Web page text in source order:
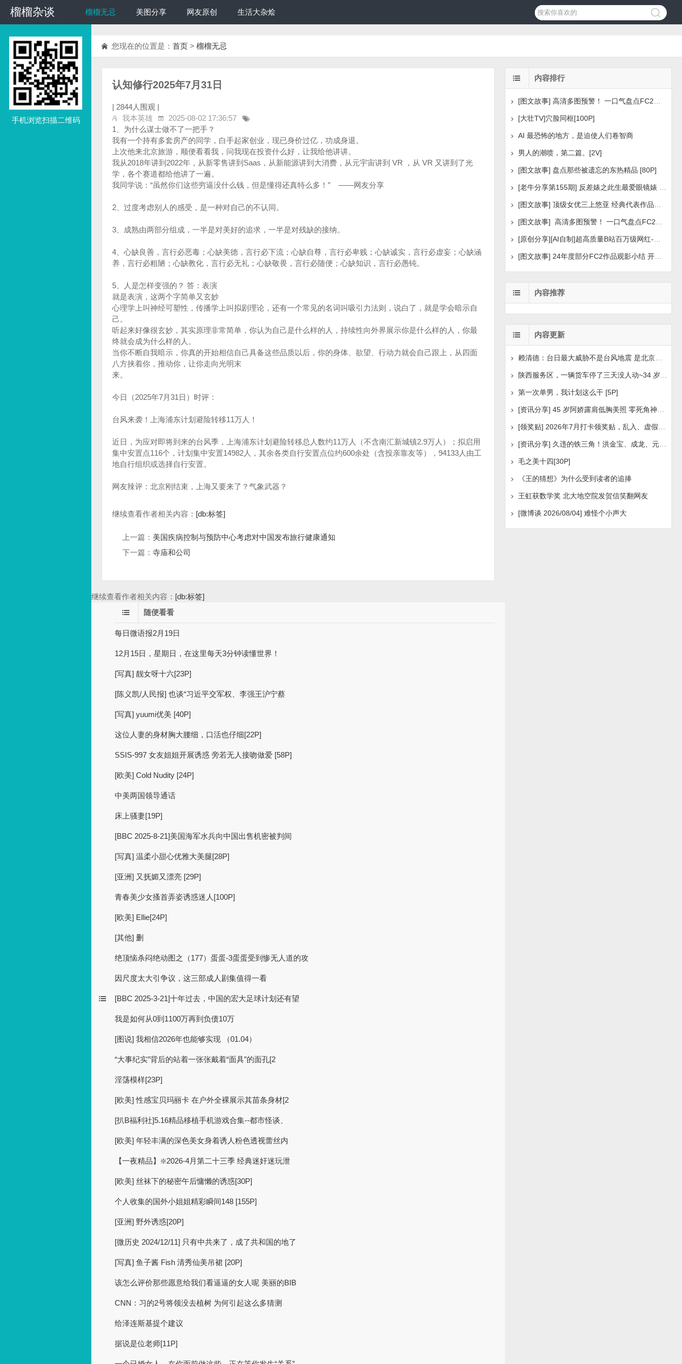
榴榴杂谈
榴榴杂谈 榴榴无忌 美图分享 网友原创 生活大杂烩
手机浏览扫描二维码
您现在的位置是： 首页 > 榴榴无忌
认知修行2025年7月31日
| 2844人围观 |
我本英雄
2025-08-02 17:36:57
1、为什么谋士做不了一把手？
我有一个持有多套房产的同学，白手起家创业，现已身价过亿，功成身退。
上次他来北京旅游，顺便看看我，问我现在投资什么好，让我给他讲讲。
我从2018年讲到2022年，从新零售讲到Saas，从新能源讲到大消费，从元宇宙讲到 VR ，从 VR 又讲到了光
学，各个赛道都给他讲了一遍。
我同学说：“虽然你们这些穷逼没什么钱，但是懂得还真特么多！” ——网友分享
2、过度考虑别人的感受，是一种对自己的不认同。
3、成熟由两部分组成，一半是对美好的追求，一半是对残缺的接纳。
4、心缺良善，言行必恶毒；心缺美德，言行必下流；心缺自尊，言行必卑贱；心缺诚实，言行必虚妄；心缺涵
养，言行必粗陋；心缺教化，言行必无礼；心缺敬畏，言行必随便；心缺知识，言行必愚钝。
5、人是怎样变强的？ 答：表演
就是表演，这两个字简单又玄妙
心理学上叫神经可塑性，传播学上叫拟剧理论，还有一个常见的名词叫吸引力法则，说白了，就是学会暗示自
己。
听起来好像很玄妙，其实原理非常简单，你认为自己是什么样的人，持续性向外界展示你是什么样的人，你最
终就会成为什么样的人。
当你不断自我暗示，你真的开始相信自己具备这些品质以后，你的身体、欲望、行动力就会自己跟上，从四面
八方挟着你，推动你，让你走向光明末
来。
今日（2025年7月31日）时评：
台风来袭！上海浦东计划避险转移11万人！
近日，为应对即将到来的台风季，上海浦东计划避险转移总人数约11万人（不含南汇新城镇2.9万人）；拟启用
集中安置点116个，计划集中安置14982人，其余各类自行安置点位约600余处（含投亲靠友等），94133人由工
地自行组织或选择自行安置。
网友辣评：北京刚结束，上海又要来了？气象武器？
继续查看作者相关内容： [db:标签]
上一篇： 美国疾病控制与预防中心考虑对中国发布旅行健康通知
下一篇： 寺庙和公司
继续查看作者相关内容： [db:标签]
随便看看
每日微语报2月19日
12月15日，星期日，在这里每天3分钟读懂世界！
[写真] 靓女呀十六[23P]
[陈义凯/人民报] 也谈“习近平交军权、李强王沪宁蔡
[写真] yuumi优美 [40P]
这位人妻的身材胸大腰细，口活也仔细[22P]
SSIS-997 女友姐姐开展诱惑 旁若无人接吻做爱 [58P]
[欧美] Cold Nudity [24P]
中美两国领导通话
床上骚妻[19P]
[BBC 2025-8-21]美国海军水兵向中国出售机密被判间
[写真] 温柔小甜心优雅大美腿[28P]
[亚洲] 又抚媚又漂亮 [29P]
青春美少女搔首弄姿诱惑迷人[100P]
[欧美] Ellie[24P]
[其他] 删
绝顶恼杀闷绝动图之（177）蛋蛋-3蛋蛋受到惨无人道的攻
因尺度太大引争议，这三部成人剧集值得一看
[BBC 2025-3-21]十年过去，中国的宏大足球计划还有望
我是如何从0到1100万再到负债10万
[图说] 我相信2026年也能够实现 （01.04）
“大事纪实”背后的站着一张张戴着“面具”的面孔[2
淫荡模样[23P]
[欧美] 性感宝贝玛丽卡 在户外全裸展示其苗条身材[2
[扒B福利社]5.16精品移植手机游戏合集--都市怪谈、
[欧美] 年轻丰满的深色美女身着诱人粉色透视蕾丝内
【一夜精品】❇️2026-4月第二十三季 经典迷奸迷玩泄
[欧美] 丝袜下的秘密午后慵懒的诱惑[30P]
个人收集的国外小姐姐精彩瞬间148 [155P]
[亚洲] 野外诱惑[20P]
[微历史 2024/12/11] 只有中共来了，成了共和国的地了
[写真] 鱼子酱 Fish 清秀仙美吊裙 [20P]
该怎么评价那些愿意给我们看逼逼的女人呢 美丽的BIB
CNN：习的2号将领没去植树 为何引起这么多猜测
给泽连斯基提个建议
据说是位老师[11P]
内容排行
[大壮TV]穴脸同框[100P]
AI 最恐怖的地方，是迫使人们卷智商
男人的潮喷，第二篇。[2V]
[图文故事] 盘点那些被遗忘的东热精品 [80P]
[图文故事] 24年度部分FC2作品观影小结 开年王炸后续
内容推荐
内容更新
赖清德：台日最大威胁不是台风地震 是北京侵扰胁迫
第一次单男，我计划这么干 [5P]
[资讯分享] 久违的铁三角！洪金宝、成龙、元彪最新合照
毛之美十四[30P]
《王的猜想》为什么受到读者的追捧
王虹获数学奖 北大地空院发贺信笑翻网友
[微博谈 2026/08/04] 难怪个小声大